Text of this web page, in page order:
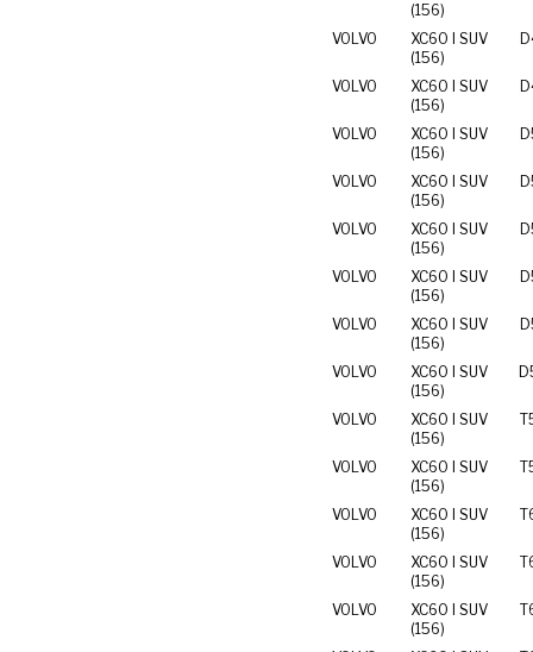
(156)
VOLVO
XC60 I SUV
(156)
VOLVO
XC60 I SUV
(156)
VOLVO
XC60 I SUV
(156)
VOLVO
XC60 I SUV
(156)
VOLVO
XC60 I SUV
(156)
VOLVO
XC60 I SUV
(156)
VOLVO
XC60 I SUV
(156)
VOLVO
XC60 I SUV
(156)
VOLVO
XC60 I SUV
(156)
VOLVO
XC60 I SUV
(156)
VOLVO
XC60 I SUV
(156)
VOLVO
XC60 I SUV
(156)
VOLVO
XC60 I SUV
(156)